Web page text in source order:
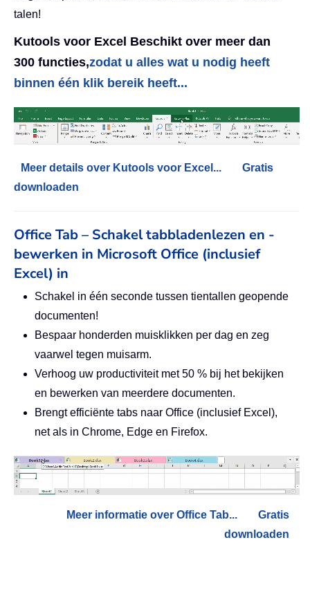
talen!
Kutools voor Excel Beschikt over meer dan
300 functies,zodat u alles wat u nodig heeft
binnen één klik bereik heeft...
Meer details over Kutools voor Excel...
Gratis
downloaden
Office Tab – Schakel tabbladenlezen en -
bewerken in Microsoft Office (inclusief
Excel) in
Schakel in één seconde tussen tientallen geopende
documenten!
Bespaar honderden muisklikken per dag en zeg
vaarwel tegen muisarm.
Verhoog uw productiviteit met 50 % bij het bekijken
en bewerken van meerdere documenten.
Brengt efficiënte tabs naar Office (inclusief Excel),
net als in Chrome, Edge en Firefox.
Meer informatie over Office Tab...
Gratis
downloaden